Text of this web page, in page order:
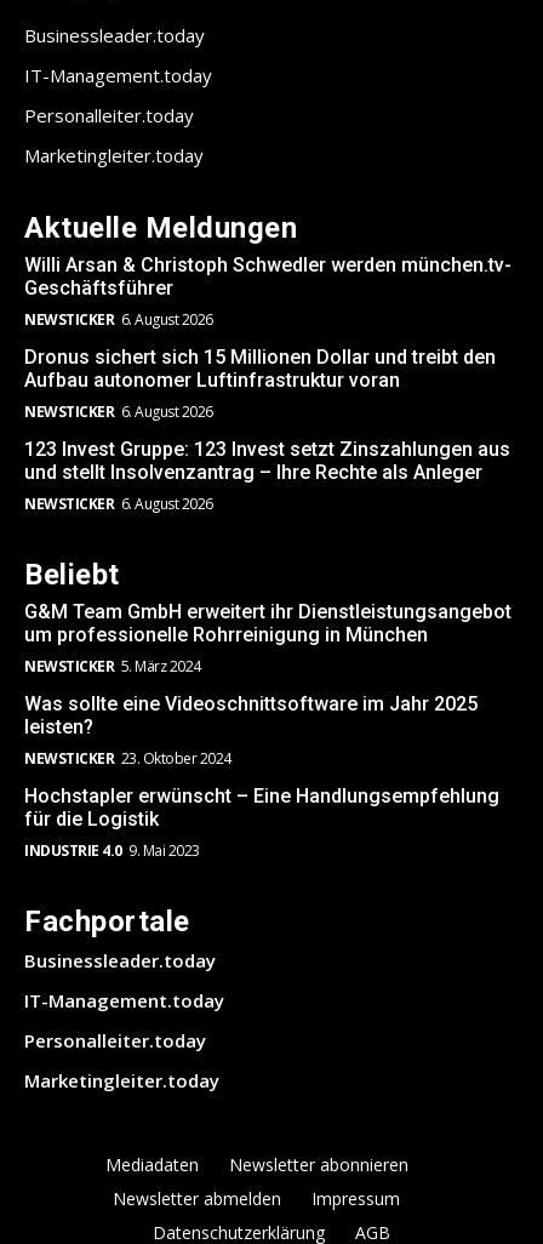
Businessleader.today
IT-Management.today
Personalleiter.today
Marketingleiter.today
Aktuelle Meldungen
Willi Arsan & Christoph Schwedler werden münchen.tv-
Geschäftsführer
NEWSTICKER 6. August 2026
Dronus sichert sich 15 Millionen Dollar und treibt den
Aufbau autonomer Luftinfrastruktur voran
NEWSTICKER 6. August 2026
123 Invest Gruppe: 123 Invest setzt Zinszahlungen aus
und stellt Insolvenzantrag – Ihre Rechte als Anleger
NEWSTICKER 6. August 2026
Beliebt
G&M Team GmbH erweitert ihr Dienstleistungsangebot
um professionelle Rohrreinigung in München
NEWSTICKER 5. März 2024
Was sollte eine Videoschnittsoftware im Jahr 2025
leisten?
NEWSTICKER 23. Oktober 2024
Hochstapler erwünscht – Eine Handlungsempfehlung
für die Logistik
INDUSTRIE 4.0 9. Mai 2023
Fachportale
Businessleader.today
IT-Management.today
Personalleiter.today
Marketingleiter.today
Mediadaten
Newsletter abonnieren
Newsletter abmelden
Impressum
Datenschutzerklärung
AGB